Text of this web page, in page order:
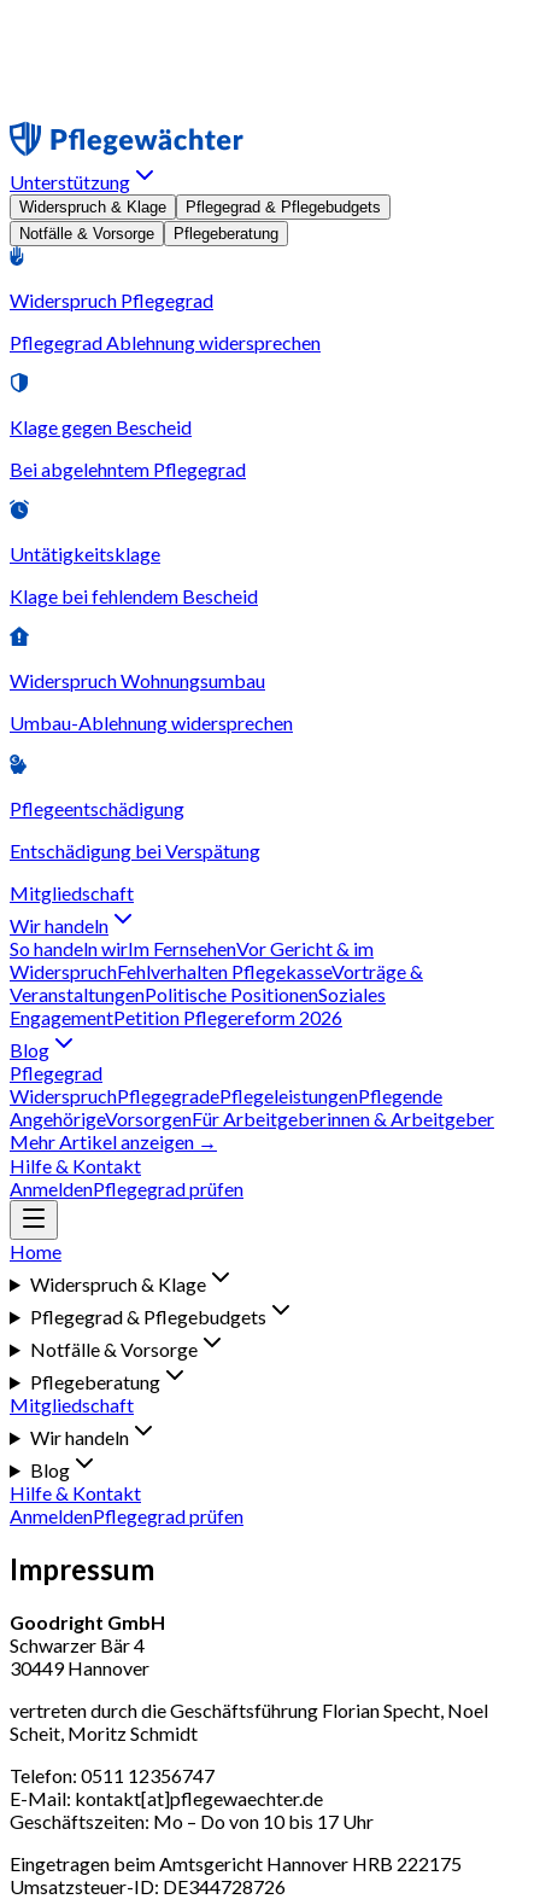
Unterstützung
Widerspruch & Klage
Pflegegrad & Pflegebudgets
Notfälle & Vorsorge
Pflegeberatung
Widerspruch Pflegegrad
Pflegegrad Ablehnung widersprechen
Klage gegen Bescheid
Bei abgelehntem Pflegegrad
Untätigkeitsklage
Klage bei fehlendem Bescheid
Widerspruch Wohnungsumbau
Umbau-Ablehnung widersprechen
Pflegeentschädigung
Entschädigung bei Verspätung
Mitgliedschaft
Wir handeln
So handeln wirIm FernsehenVor Gericht & im
WiderspruchFehlverhalten PflegekasseVorträge &
VeranstaltungenPolitische PositionenSoziales
EngagementPetition Pflegereform 2026
Blog
Pflegegrad
WiderspruchPflegegradePflegeleistungenPflegende
AngehörigeVorsorgenFür Arbeitgeberinnen & Arbeitgeber
Mehr Artikel anzeigen →
Hilfe & Kontakt
AnmeldenPflegegrad prüfen
Home
Widerspruch & Klage
Pflegegrad & Pflegebudgets
Notfälle & Vorsorge
Pflegeberatung
Mitgliedschaft
Wir handeln
Blog
Hilfe & Kontakt
AnmeldenPflegegrad prüfen
Impressum
Goodright GmbH
Schwarzer Bär 4
30449 Hannover
vertreten durch die Geschäftsführung Florian Specht, Noel
Scheit, Moritz Schmidt
Telefon: 0511 12356747
E-Mail: kontakt[at]pflegewaechter.de
Geschäftszeiten: Mo – Do von 10 bis 17 Uhr
Eingetragen beim Amtsgericht Hannover HRB 222175
Umsatzsteuer-ID: DE344728726